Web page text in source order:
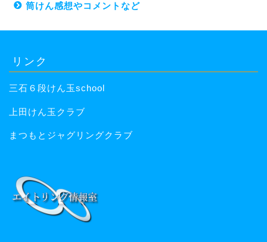
筒けん感想やコメントなど
リンク
三石６段けん玉school
上田けん玉クラブ
まつもとジャグリングクラブ